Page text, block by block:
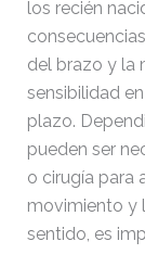
los recién
del brazo y la
sensibilidad
plazo.
pueden ser
o cirugía para
movimiento y
sentido, es